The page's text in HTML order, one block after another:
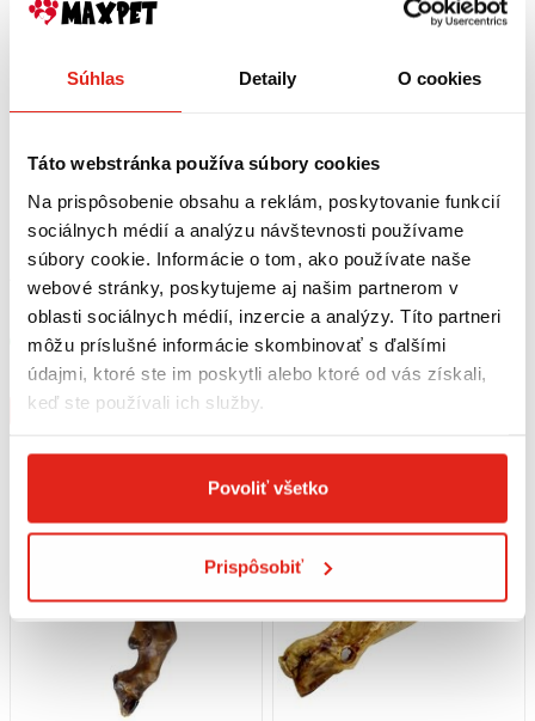
Súhlas Detaily O cookies
Táto webstránka používa súbory cookies
Na prispôsobenie obsahu a reklám, poskytovanie funkcií
sociálnych médií a analýzu návštevnosti používame
súbory cookie. Informácie o tom, ako používate naše
webové stránky, poskytujeme aj našim partnerom v
oblasti sociálnych médií, inzercie a analýzy. Títo partneri
môžu príslušné informácie skombinovať s ďalšími
údajmi, ktoré ste im poskytli alebo ktoré od vás získali,
keď ste používali ich služby.
Povoliť všetko
Prispôsobiť
1,20 € s DPH
Hovädzie ucho sušené 1 ks
Skladom
Rezervovať
Kúpiť
2,50 € s DPH
Bravčová paprčka s kolenom
Skladom
Rezervovať